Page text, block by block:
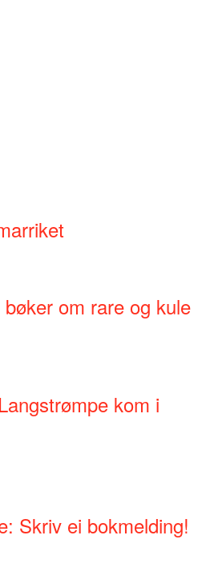
om rare og kule
kom i
Skriv ei bokmelding!